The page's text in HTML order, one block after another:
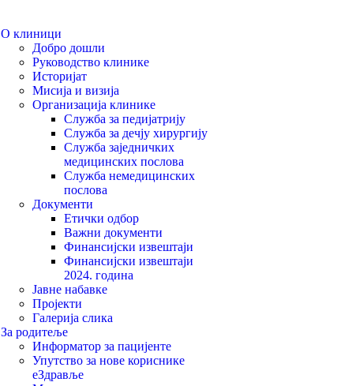
О клиници
Добро дошли
Руководство клинике
Историјат
Мисија и визија
Организација клинике
Служба за педијатрију
Служба за дечју хирургију
Служба заједничких
медицинских послова
Служба немедицинских
послова
Документи
Етички одбор
Важни документи
Финансијски извештаји
Финансијски извештаји
2024. година
Јавне набавке
Пројекти
Галерија слика
За родитеље
Информатор за пацијенте
Упутство за нове кориснике
еЗдравље